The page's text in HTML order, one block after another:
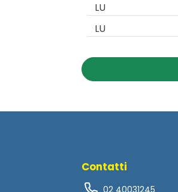
LU
LU
Contatti
02 40031245